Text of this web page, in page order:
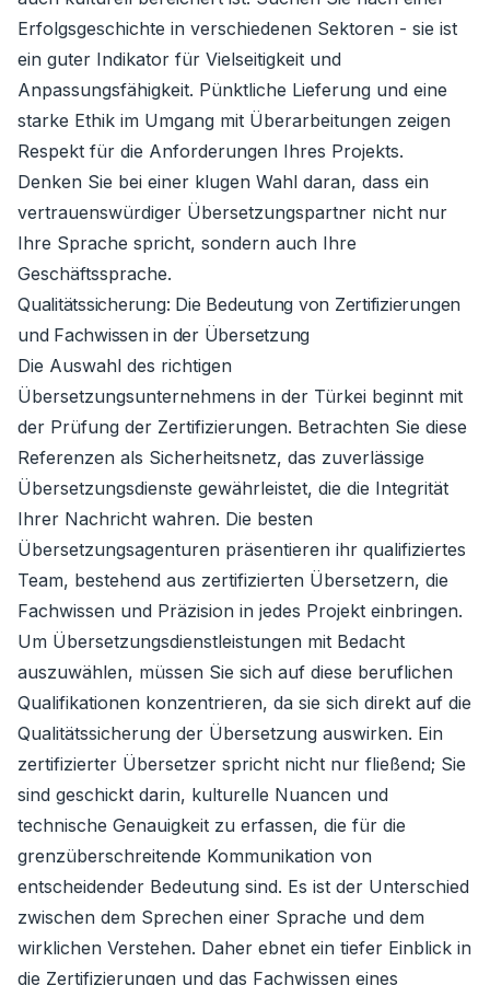
Erfolgsgeschichte in verschiedenen Sektoren - sie ist
ein guter Indikator für Vielseitigkeit und
Anpassungsfähigkeit. Pünktliche Lieferung und eine
starke Ethik im Umgang mit Überarbeitungen zeigen
Respekt für die Anforderungen Ihres Projekts.
Denken Sie bei einer klugen Wahl daran, dass ein
vertrauenswürdiger Übersetzungspartner nicht nur
Ihre Sprache spricht, sondern auch Ihre
Geschäftssprache.
Qualitätssicherung: Die Bedeutung von Zertifizierungen
und Fachwissen in der Übersetzung
Die Auswahl des richtigen
Übersetzungsunternehmens in der Türkei beginnt mit
der Prüfung der Zertifizierungen. Betrachten Sie diese
Referenzen als Sicherheitsnetz, das zuverlässige
Übersetzungsdienste gewährleistet, die die Integrität
Ihrer Nachricht wahren. Die besten
Übersetzungsagenturen präsentieren ihr qualifiziertes
Team, bestehend aus zertifizierten Übersetzern, die
Fachwissen und Präzision in jedes Projekt einbringen.
Um Übersetzungsdienstleistungen mit Bedacht
auszuwählen, müssen Sie sich auf diese beruflichen
Qualifikationen konzentrieren, da sie sich direkt auf die
Qualitätssicherung der Übersetzung auswirken. Ein
zertifizierter Übersetzer spricht nicht nur fließend; Sie
sind geschickt darin, kulturelle Nuancen und
technische Genauigkeit zu erfassen, die für die
grenzüberschreitende Kommunikation von
entscheidender Bedeutung sind. Es ist der Unterschied
zwischen dem Sprechen einer Sprache und dem
wirklichen Verstehen. Daher ebnet ein tiefer Einblick in
die Zertifizierungen und das Fachwissen eines